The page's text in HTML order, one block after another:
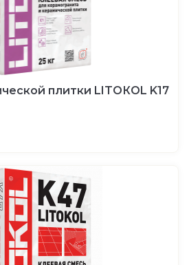
плитки LITOКOL K17